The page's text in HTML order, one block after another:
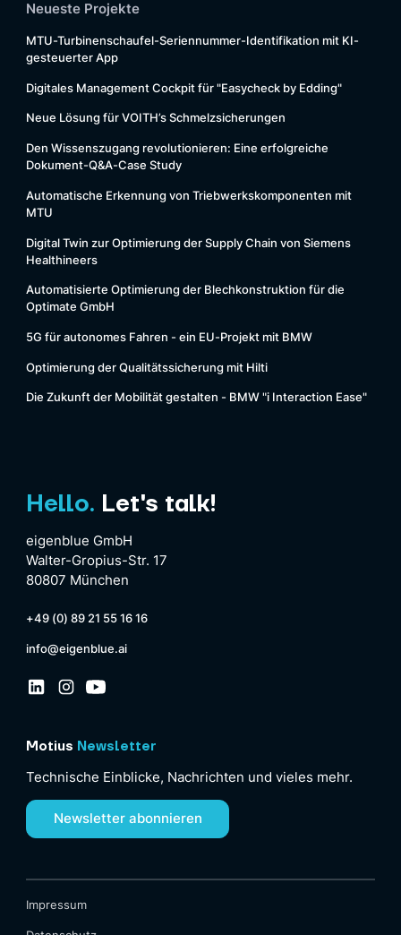
Neueste Projekte
MTU-Turbinenschaufel-Seriennummer-Identifikation mit KI-
gesteuerter App
Digitales Management Cockpit für "Easycheck by Edding"
Neue Lösung für VOITH’s Schmelzsicherungen
Den Wissenszugang revolutionieren: Eine erfolgreiche
Dokument-Q&A-Case Study
Automatische Erkennung von Triebwerkskomponenten mit
MTU
Digital Twin zur Optimierung der Supply Chain von Siemens
Healthineers
Automatisierte Optimierung der Blechkonstruktion für die
Optimate GmbH
5G für autonomes Fahren - ein EU-Projekt mit BMW
Optimierung der Qualitätssicherung mit Hilti
Die Zukunft der Mobilität gestalten - BMW "i Interaction Ease"
Hello. Let's talk!
eigenblue GmbH
Walter-Gropius-Str. 17
80807 München
+49 (0) 89 21 55 16 16
info@eigenblue.ai
Motius Newsletter
Technische Einblicke, Nachrichten und vieles mehr.
Newsletter abonnieren
Impressum